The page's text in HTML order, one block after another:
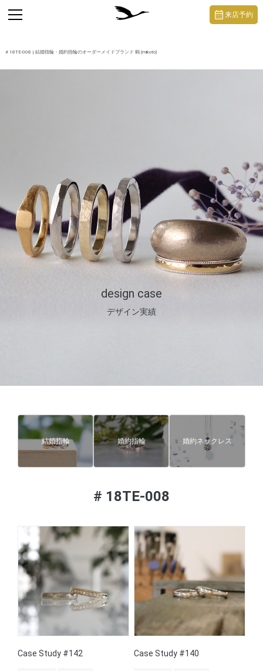
# 18TE-008 | 結婚指輪・婚約指輪のオーダーメイドブランド 鶴 (mikoto)
design case
デザイン実績
toggle
navigation
来店予約
結婚指輪 婚約指輪 婚約ネックレス
# 18TE-008
Case Study #142 Case Study #140